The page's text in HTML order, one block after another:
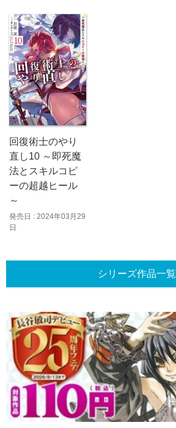
回復術士のやり
直し10 ～即死魔
法とスキルコピ
ーの超越ヒール
～
発売日 : 2024年03月29
日
シリーズ作品一覧